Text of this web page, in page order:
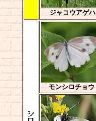
ジャコウアゲハ
モンシロチョウ